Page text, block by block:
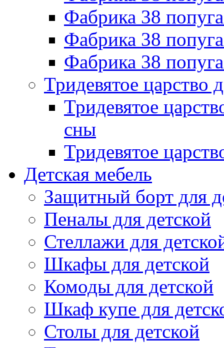
Фабрика 38
Фабрика 38
Фабрика 38
Тридевятое царство
Тридевятое
сны
Тридевятое
Детская мебель
Защитный борт для
Пеналы для детской
Стеллажи для
Шкафы для детской
Комоды для детской
Шкаф купе для
Столы для детской